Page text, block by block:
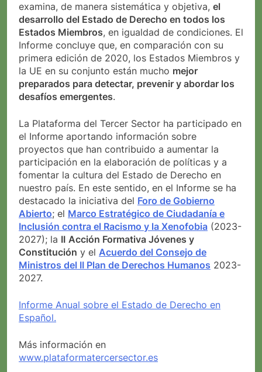
examina, de manera sistemática y objetiva, el
desarrollo del Estado de Derecho en todos los
Estados Miembros, en igualdad de condiciones. El
Informe concluye que, en comparación con su
primera edición de 2020, los Estados Miembros y
la UE en su conjunto están mucho mejor
preparados para detectar, prevenir y abordar los
desafíos emergentes.
La Plataforma del Tercer Sector ha participado en
el Informe aportando información sobre
proyectos que han contribuido a aumentar la
participación en la elaboración de políticas y a
fomentar la cultura del Estado de Derecho en
nuestro país. En este sentido, en el Informe se ha
destacado la iniciativa del Foro de Gobierno
Abierto; el Marco Estratégico de Ciudadanía e
Inclusión contra el Racismo y la Xenofobia (2023-
2027); la II Acción Formativa Jóvenes y
Constitución y el Acuerdo del Consejo de
Ministros del II Plan de Derechos Humanos 2023-
2027.
Informe Anual sobre el Estado de Derecho en
Español.
Más información en
www.plataformatercersector.es